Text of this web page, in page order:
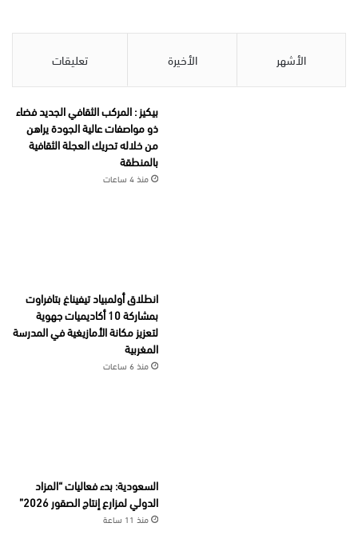
الأشهر الأخيرة تعليقات
بيكيز : المركب الثقافي الجديد فضاء
ذو مواصفات عالية الجودة يراهن
من خلاله تحريك العجلة الثقافية
بالمنطقة
منذ 4 ساعات
انطلاق أولمبياد تيفيناغ بتافراوت
بمشاركة 10 أكاديميات جهوية
لتعزيز مكانة الأمازيغية في المدرسة
المغربية
منذ 6 ساعات
السعودية: بدء فعاليات “المزاد
الدولي لمزارع إنتاج الصقور 2026”
منذ 11 ساعة